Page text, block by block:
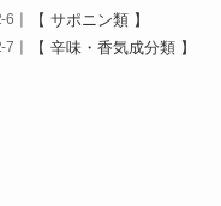
【 サポニン類 】
【 辛味・香気成分類 】